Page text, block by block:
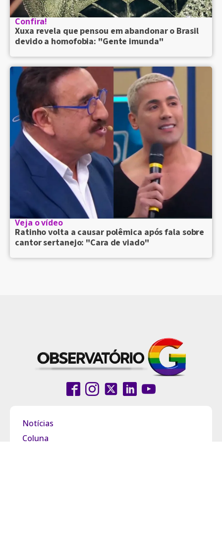
Confira!
Xuxa revela que pensou em abandonar o Brasil
devido a homofobia: "Gente imunda"
Veja o vídeo
Ratinho volta a causar polêmica após fala sobre
cantor sertanejo: "Cara de viado"
Notícias
Coluna